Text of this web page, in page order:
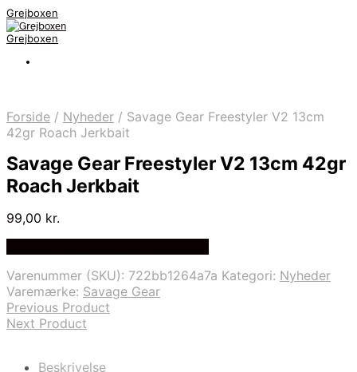
Grejboxen
Grejboxen
Forside / Nyheder / Savage Gear Freestyler V2 13cm
42gr Roach Jerkbait
Savage Gear Freestyler V2 13cm 42gr
Roach Jerkbait
99,00 kr.
Varenummer (SKU): 722bb1264a7a Kategori: Nyheder
Varemærke: Savage Gear
Previous Product
Next Product
Beskrivelse